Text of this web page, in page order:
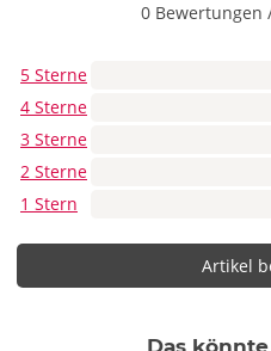
0 Bewertungen
5 Sterne
4 Sterne
3 Sterne
2 Sterne
1 Stern
Artikel